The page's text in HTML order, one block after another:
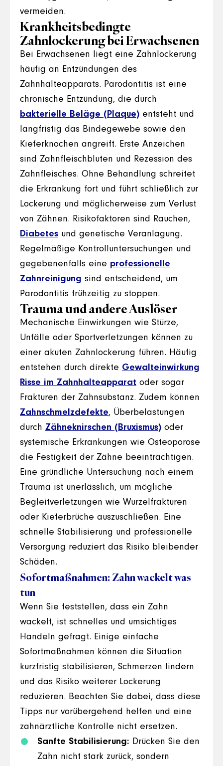
vermeiden.
Krankheitsbedingte
Zahnlockerung bei Erwachsenen
Bei Erwachsenen liegt eine Zahnlockerung
häufig an Entzündungen des
Zahnhalteapparats. Parodontitis ist eine
chronische Entzündung, die durch
bakterielle Beläge (Plaque) entsteht und
langfristig das Bindegewebe sowie den
Kieferknochen angreift. Erste Anzeichen
sind Zahnfleischbluten und Rezession des
Zahnfleisches. Ohne Behandlung schreitet
die Erkrankung fort und führt schließlich zur
Lockerung und möglicherweise zum Verlust
von Zähnen. Risikofaktoren sind Rauchen,
Diabetes und genetische Veranlagung.
Regelmäßige Kontrolluntersuchungen und
gegebenenfalls eine professionelle
Zahnreinigung sind entscheidend, um
Parodontitis frühzeitig zu stoppen.
Trauma und andere Auslöser
Mechanische Einwirkungen wie Stürze,
Unfälle oder Sportverletzungen können zu
einer akuten Zahnlockerung führen. Häufig
entstehen durch direkte Gewalteinwirkung
Risse im Zahnhalteapparat oder sogar
Frakturen der Zahnsubstanz. Zudem können
Zahnschmelzdefekte, Überbelastungen
durch Zähneknirschen (Bruxismus) oder
systemische Erkrankungen wie Osteoporose
die Festigkeit der Zähne beeinträchtigen.
Eine gründliche Untersuchung nach einem
Trauma ist unerlässlich, um mögliche
Begleitverletzungen wie Wurzelfrakturen
oder Kieferbrüche auszuschließen. Eine
schnelle Stabilisierung und professionelle
Versorgung reduziert das Risiko bleibender
Schäden.
Sofortmaßnahmen: Zahn wackelt was
tun
Wenn Sie feststellen, dass ein Zahn
wackelt, ist schnelles und umsichtiges
Handeln gefragt. Einige einfache
Sofortmaßnahmen können die Situation
kurzfristig stabilisieren, Schmerzen lindern
und das Risiko weiterer Lockerung
reduzieren. Beachten Sie dabei, dass diese
Tipps nur vorübergehend helfen und eine
zahnärztliche Kontrolle nicht ersetzen.
Sanfte Stabilisierung: Drücken Sie den
Zahn nicht stark zurück, sondern